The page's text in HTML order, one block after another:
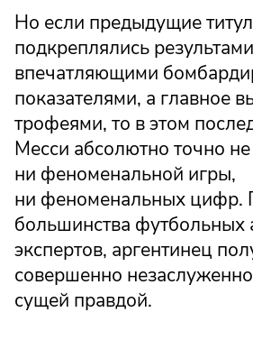
Но если предыдущие
подкреплялись
впечатляющими
показателями, а главное
трофеями, то в этом
Месси абсолютно точно
ни феноменальной игры,
ни феноменальных цифр.
большинства футбольных
экспертов, аргентинец
совершенно
сущей правдой.